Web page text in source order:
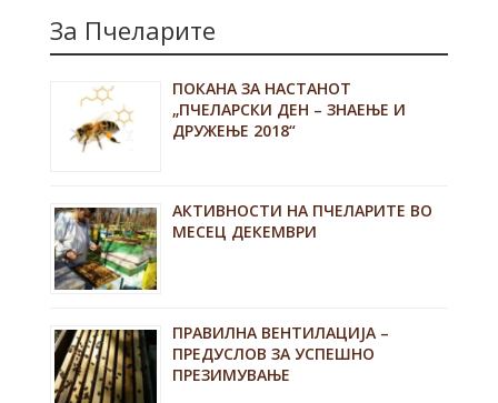
За Пчеларите
ПОКАНА ЗА НАСТАНОТ
„ПЧЕЛАРСКИ ДЕН – ЗНАЕЊЕ И
ДРУЖЕЊЕ 2018“
АКТИВНОСТИ НА ПЧЕЛАРИТЕ ВО
МЕСЕЦ ДЕКЕМВРИ
ПРАВИЛНА ВЕНТИЛАЦИЈА –
ПРЕДУСЛОВ ЗА УСПЕШНО
ПРЕЗИМУВАЊЕ